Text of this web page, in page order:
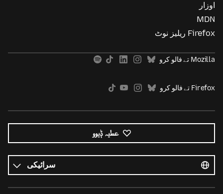
اوزار
MDN
Firefox ریلیز نوٹ
Mozilla تے فالو کرو
Firefox تے فالو کرو
عطیہ ݙیوو
زباناں
زبان